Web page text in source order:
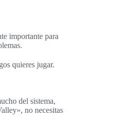
importante para
quieres jugar.
del sistema,
no necesitas